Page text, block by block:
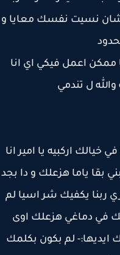
نسيت نفسك معايا و
اعمل فيكي اي انا
ل تندمي
اركبيه يا امير انا
ياما هزعلك و دا بجد
يكفيك شر اسيا لم
في دماغي هزعلك اوى
لم بكون بكلمك